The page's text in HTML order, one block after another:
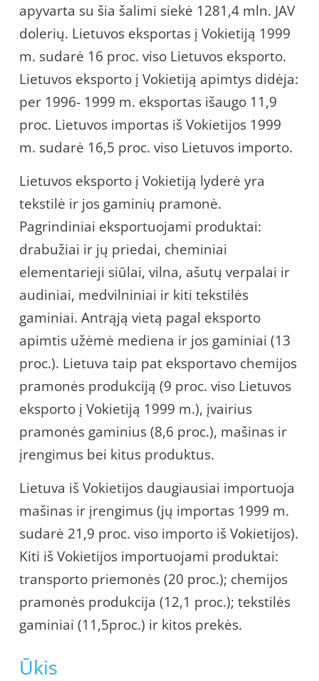
apyvarta su šia šalimi siekė 1281,4 mln. JAV
dolerių. Lietuvos eksportas į Vokietiją 1999
m. sudarė 16 proc. viso Lietuvos eksporto.
Lietuvos eksporto į Vokietiją apimtys didėja:
per 1996- 1999 m. eksportas išaugo 11,9
proc. Lietuvos importas iš Vokietijos 1999
m. sudarė 16,5 proc. viso Lietuvos importo.
Lietuvos eksporto į Vokietiją lyderė yra
tekstilė ir jos gaminių pramonė.
Pagrindiniai eksportuojami produktai:
drabužiai ir jų priedai, cheminiai
elementarieji siūlai, vilna, ašutų verpalai ir
audiniai, medvilniniai ir kiti tekstilės
gaminiai. Antrąją vietą pagal eksporto
apimtis užėmė mediena ir jos gaminiai (13
proc.). Lietuva taip pat eksportavo chemijos
pramonės produkciją (9 proc. viso Lietuvos
eksporto į Vokietiją 1999 m.), įvairius
pramonės gaminius (8,6 proc.), mašinas ir
įrengimus bei kitus produktus.
Lietuva iš Vokietijos daugiausiai importuoja
mašinas ir įrengimus (jų importas 1999 m.
sudarė 21,9 proc. viso importo iš Vokietijos).
Kiti iš Vokietijos importuojami produktai:
transporto priemonės (20 proc.); chemijos
pramonės produkcija (12,1 proc.); tekstilės
gaminiai (11,5proc.) ir kitos prekės.
Ūkis